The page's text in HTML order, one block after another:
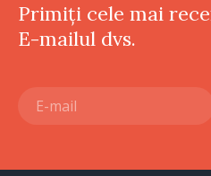
Primiți cele mai
E-mailul dvs.